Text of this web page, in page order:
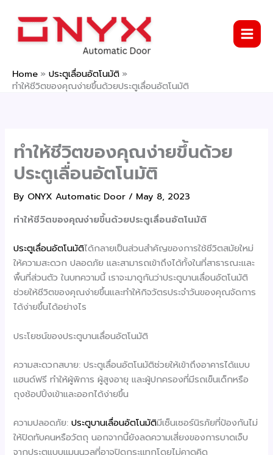
content
Home
ประตูเลื่อนอัตโนมัติ
ทำให้ชีวิตของคุณง่ายขึ้นด้วยประตูเลื่อนอัตโนมัติ
ทำให้ชีวิตของคุณง่ายขึ้นด้วย
ประตูเลื่อนอัตโนมัติ
By ONYX Automatic Door/ May 8, 2023
ทำให้ชีวิตของคุณง่ายขึ้นด้วยประตูเลื่อนอัตโนมัติ
ประตูเลื่อนอัตโนมัติได้กลายเป็นส่วนสำคัญของการใช้ชีวิตสมัยใหม่
ให้ความสะดวก ปลอดภัย และสามารถเข้าถึงได้ทั้งในที่สาธารณะและ
พื้นที่ส่วนตัว ในบทความนี้ เราจะมาดูกันว่าประตูบานเลื่อนอัตโนมัติ
ช่วยให้ชีวิตของคุณง่ายขึ้นและทำให้กิจวัตรประจำวันของคุณจัดการ
ได้ง่ายขึ้นได้อย่างไร
ประโยชน์ของประตูบานเลื่อนอัตโนมัติ
ความสะดวกสบาย: ประตูเลื่อนอัตโนมัติช่วยให้เข้าถึงอาคารได้แบบ
แฮนด์ฟรี ทำให้ผู้พิการ ผู้สูงอายุ และผู้ปกครองที่มีรถเข็นเด็กหรือ
ถุงช้อปปิ้งเข้าและออกได้ง่ายขึ้น
ความปลอดภัย:ประตูบานเลื่อนอัตโนมัติมีเซ็นเซอร์นิรภัยที่ป้องกันไม่
ให้ปิดทับคนหรือวัตถุ นอกจากนี้ยังลดความเสี่ยงของการบาดเจ็บ
จากประตูแบบแมนนวลที่อาจปิดกระแทกโดยไม่คาดคิด